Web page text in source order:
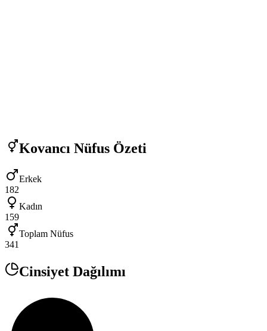
Kovancı Nüfus Özeti
Erkek
182
Kadın
159
Toplam Nüfus
341
Cinsiyet Dağılımı